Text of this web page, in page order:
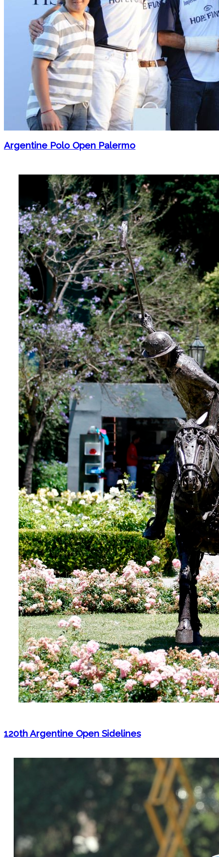
Argentine Polo Open Palermo
120th Argentine Open Sidelines